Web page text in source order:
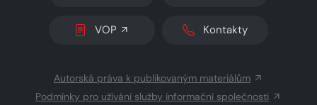
VOP Kontakty
Autorská práva k publikovaným materiálům
Podmínky pro užívání služby informační společnosti